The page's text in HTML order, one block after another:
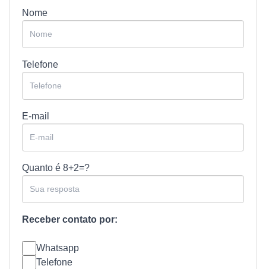
Nome
Telefone
E-mail
Quanto é 8+2=?
Receber contato por:
Whatsapp
Telefone